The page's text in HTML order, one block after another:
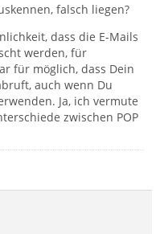
falsch liegen?
dass die E-Mails
werden, für
für möglich, dass Dein
auch wenn Du
Ja, ich vermute
zwischen POP